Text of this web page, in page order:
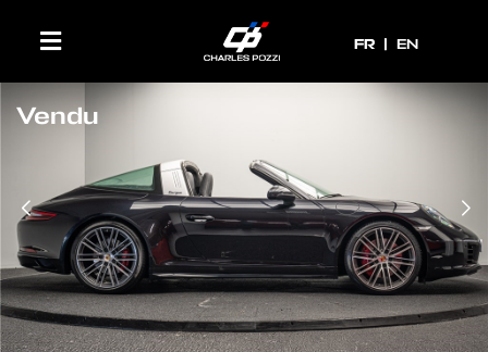
FR
FR EN
Vendu